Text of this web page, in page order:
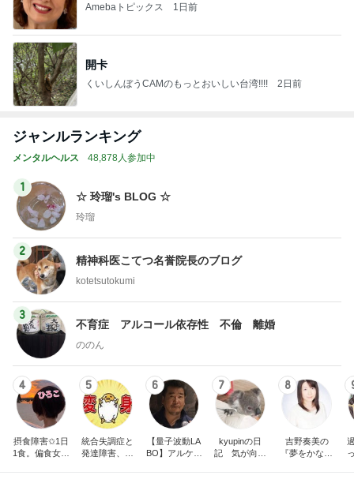
Amebaトピックス 1日前
開卡
くいしんぼうCAMのもっとおいしい台湾!!!! 2日前
ジャンルランキング
メンタルヘルス 48,878人参加中
1
☆ 玲瑠's BLOG ☆
玲瑠
2
精神科医こてつ名誉院長のブログ
kotetsutokumi
3
不育症 アルコール依存性 不倫 離婚
ののん
4
摂食障害✩1日
1食。偏食女。
5
統合失調症と
発達障害、ゆ
6
【量子波動LA
BO】アルケミ
7
kyupinの日
記 気が向け
8
吉野奏美の
『夢をかなえ